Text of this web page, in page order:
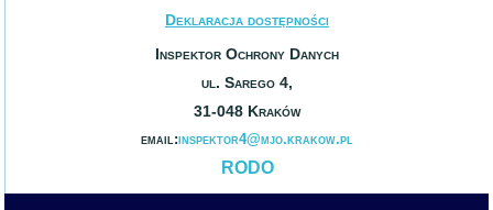
Deklaracja dostępności
Inspektor Ochrony Danych
ul. Sarego 4,
31-048 Kraków
email:inspektor4@mjo.krakow.pl
RODO